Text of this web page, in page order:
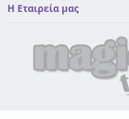
Η Eταιρεία μας